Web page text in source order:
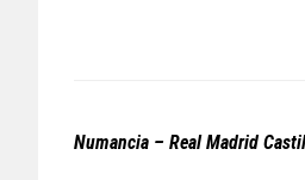
Numancia – Real Madrid